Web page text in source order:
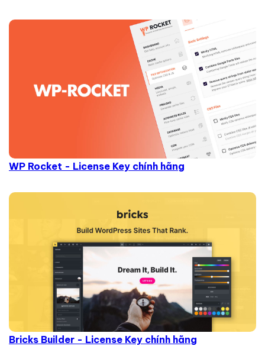
WP Rocket - License Key chính hãng
Bricks Builder - License Key chính hãng